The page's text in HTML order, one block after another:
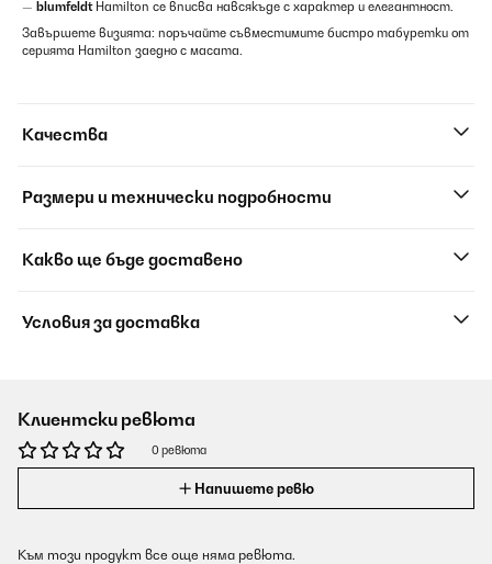
— blumfeldtHamilton се вписва навсякъде с характер и елегантност.
Завършете визията: поръчайте съвместимите бистро табуретки от
серията Hamilton заедно с масата.
Качества
Размери и технически подробности
Какво ще бъде доставено
Условия за доставка
Клиентски ревюта
0 ревюта
Напишете ревю
Към този продукт все още няма ревюта.